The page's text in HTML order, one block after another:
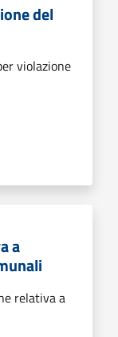
del
violazione
a
relativa a